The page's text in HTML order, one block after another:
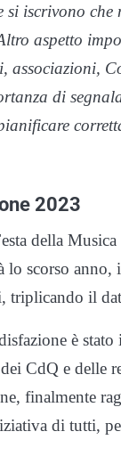
iscrivono
aspetto
associazioni,
di
2023
della
scorso
triplicando il
è
CdQ e delle
finalmente
di tutti,